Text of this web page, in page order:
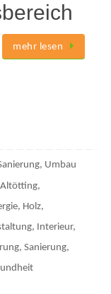
mehr lesen
, Umbau
Altötting,
, Holz,
, Interieur,
, Sanierung,